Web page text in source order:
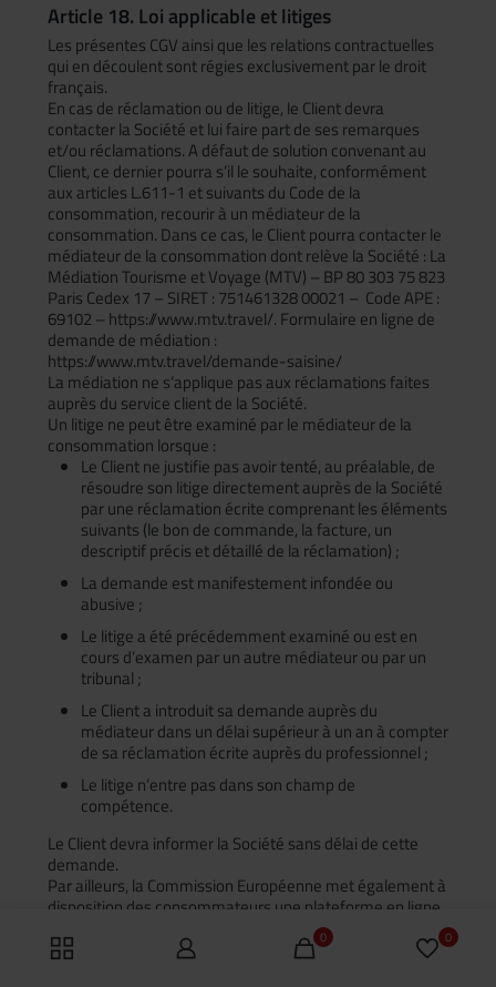
Article 18. Loi applicable et litiges
Les présentes CGV ainsi que les relations contractuelles
qui en découlent sont régies exclusivement par le droit
français.
En cas de réclamation ou de litige, le Client devra
contacter la Société et lui faire part de ses remarques
et/ou réclamations. A défaut de solution convenant au
Client, ce dernier pourra s’il le souhaite, conformément
aux articles L.611-1 et suivants du Code de la
consommation, recourir à un médiateur de la
consommation. Dans ce cas, le Client pourra contacter le
médiateur de la consommation dont relève la Société : La
Médiation Tourisme et Voyage (MTV) – BP 80 303 75 823
Paris Cedex 17 – SIRET : 751461328 00021 – Code APE :
69102 – https://www.mtv.travel/. Formulaire en ligne de
demande de médiation :
https://www.mtv.travel/demande-saisine/
La médiation ne s’applique pas aux réclamations faites
auprès du service client de la Société.
Un litige ne peut être examiné par le médiateur de la
consommation lorsque :
Le Client ne justifie pas avoir tenté, au préalable, de
résoudre son litige directement auprès de la Société
par une réclamation écrite comprenant les éléments
suivants (le bon de commande, la facture, un
descriptif précis et détaillé de la réclamation) ;
La demande est manifestement infondée ou
abusive ;
Le litige a été précédemment examiné ou est en
cours d’examen par un autre médiateur ou par un
tribunal ;
Le Client a introduit sa demande auprès du
médiateur dans un délai supérieur à un an à compter
de sa réclamation écrite auprès du professionnel ;
Le litige n’entre pas dans son champ de
compétence.
Le Client devra informer la Société sans délai de cette
demande.
Par ailleurs, la Commission Européenne met également à
disposition des consommateurs une plateforme en ligne
de résolution des différends, que le Client aurait avec la
Société, à laquelle le consommateur peut accéder
0 0